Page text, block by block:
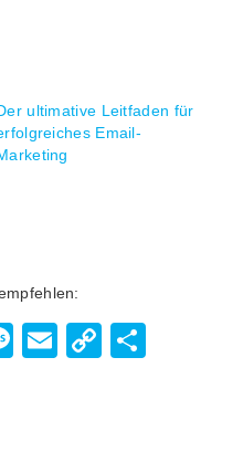
ultimative Leitfaden für
Email-
Message
Email
Copy